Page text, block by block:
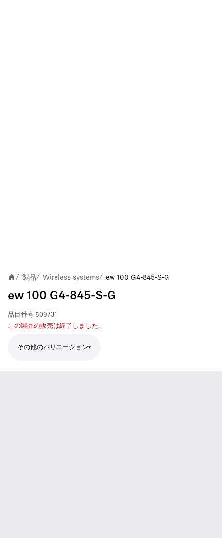
/ 製品/ Wireless systems/ ew 100 G4-845-S-G
ew 100 G4-845-S-G
品目番号 509731
この製品の販売は終了しました。
その他のバリエーション